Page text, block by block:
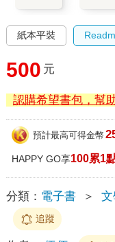
紙本平裝
500 元
認購希望書包，幫
預計最高可得金幣
HAPPY GO享100累1
分類： 電子書 ＞ 文
追蹤